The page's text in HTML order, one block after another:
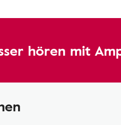
hören mit